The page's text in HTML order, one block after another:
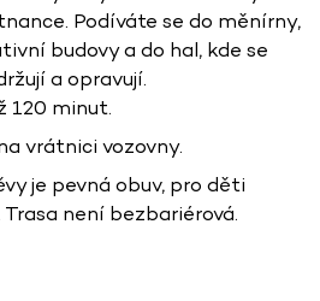
Podíváte se do měnírny,
budovy a do hal, kde se
a opravují.
120 minut.
vrátnici vozovny.
je pevná obuv, pro děti
není bezbariérová.